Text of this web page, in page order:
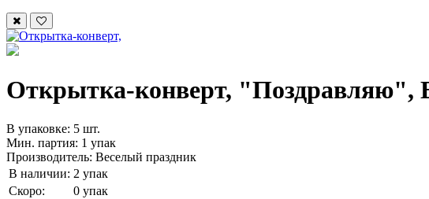
Открытка-конверт, "Поздравляю",
В упаковке: 5 шт.
Мин. партия: 1 упак
Производитель: Веселый праздник
В наличии: 2 упак
Скоро:
0 упак